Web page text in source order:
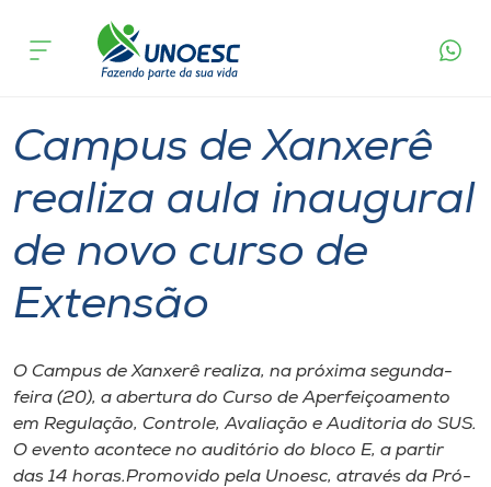
Cursos
Atendimento ao Estudante
Portal de Ensino
A
Unoesc
Internacionalização
acontece
Campus de Xanxerê
realiza aula inaugural
de novo curso de
Extensão
O Campus de Xanxerê realiza, na próxima segunda-
feira (20), a abertura do Curso de Aperfeiçoamento
em Regulação, Controle, Avaliação e Auditoria do SUS.
O evento acontece no auditório do bloco E, a partir
das 14 horas.Promovido pela Unoesc, através da Pró-